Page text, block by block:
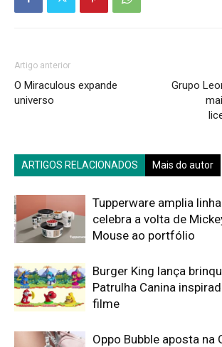
Artigo anterior
O Miraculous expande
universo
Grupo
ARTIGOS RELACIONADOS Mais do autor
Tupperware amplia
celebra a volta de
Mouse ao portfólio
Burger King lança
Patrulha Canina
filme
Oppo Bubble aposta na